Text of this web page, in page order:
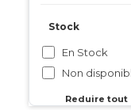
Stock
En Stock
Non
Reduire tout